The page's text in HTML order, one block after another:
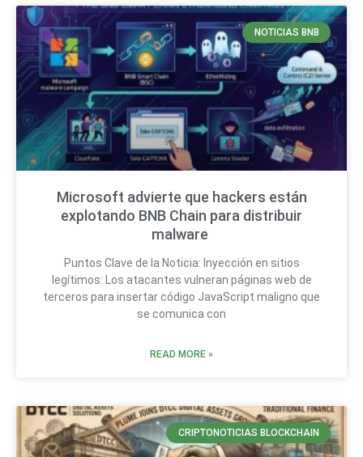
NOTICIAS BNB
Microsoft advierte que hackers están
explotando BNB Chain para distribuir
malware
Puntos Clave de la Noticia: Inyección en sitios
legítimos: Los atacantes vulneran páginas web de
terceros para insertar código JavaScript maligno que
se comunica con
READ MORE »
CRIPTONOTICIAS BLOCKCHAIN